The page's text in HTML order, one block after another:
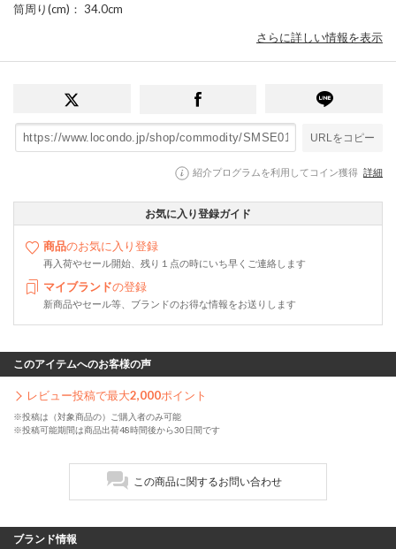
筒周り(cm) ： 34.0cm
さらに詳しい情報を表示
URLをコピー
紹介プログラムを利用してコイン獲得 詳細
お気に入り登録ガイド
商品のお気に入り登録
再入荷やセール開始、残り１点の時にいち早くご連絡します
マイブランドの登録
新商品やセール等、ブランドのお得な情報をお送りします
このアイテムへのお客様の声
レビュー投稿で最大2,000ポイント
※投稿は（対象商品の）ご購入者のみ可能
※投稿可能期間は商品出荷48時間後から30日間です
この商品に関するお問い合わせ
ブランド情報